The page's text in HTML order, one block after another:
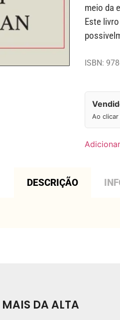
meio da
Este
ISBN:
Ao clicar
DESCRIÇÃO
MAIS DA ALTA